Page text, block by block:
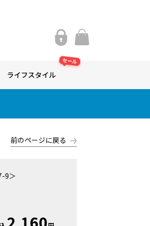
ライフスタイル
セール
前のページに戻る
9＞